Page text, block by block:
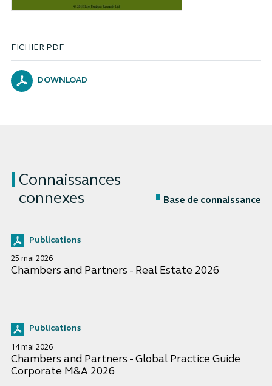
FICHIER PDF
DOWNLOAD
Connaissances
connexes
Base de connaissance
Publications
25 mai 2026
Chambers and Partners - Real Estate 2026
Publications
14 mai 2026
Chambers and Partners - Global Practice Guide
Corporate M&A 2026